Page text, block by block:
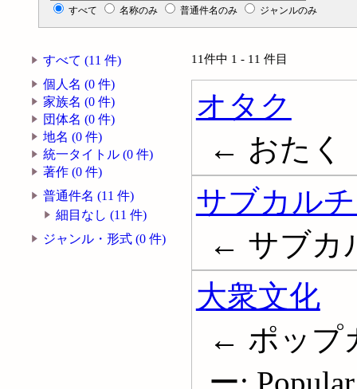
すべて 名称のみ 普通件名のみ ジャンルのみ
すべて (11 件)
個人名 (0 件)
家族名 (0 件)
団体名 (0 件)
地名 (0 件)
統一タイトル (0 件)
著作 (0 件)
普通件名 (11 件)
細目なし (11 件)
ジャンル・形式 (0 件)
11件中 1 - 11 件目
オタク
← おたく
サブカル
← サブカ
大衆文化
← ポップ